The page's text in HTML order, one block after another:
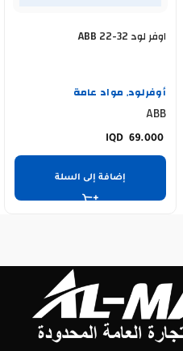
اوفر لود ABB 22-32
أوفرلود, مواد عامة
ABB
69.000
إضافة إلى السلة